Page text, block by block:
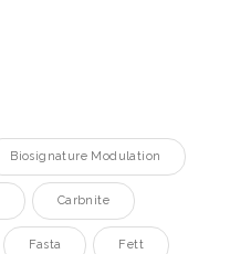
Biosignature Modulation
Carbnite
Fasta Fett